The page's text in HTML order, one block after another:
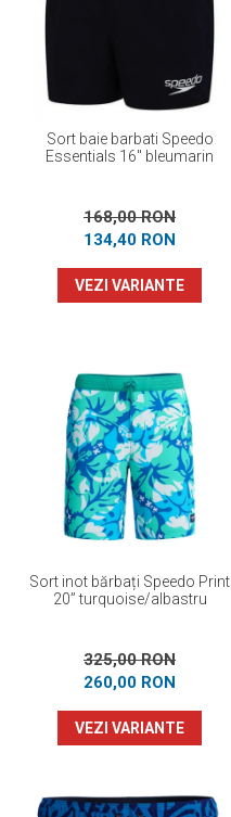
Accesorii inot
Genti si rucsacuri
Tricouri, pantaloni, bluze
Costume profesionale inot
Sort baie barbati Speedo
Essentials 16" bleumarin
168,00 RON
134,40 RON
VEZI VARIANTE
Sort inot bărbați Speedo Print
20” turquoise/albastru
325,00 RON
260,00 RON
VEZI VARIANTE